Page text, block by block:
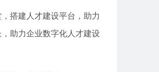
搭建人才建设平台，助力
助力企业数字化人才建设